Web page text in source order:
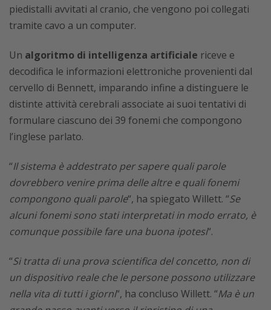
piedistalli avvitati al cranio, che vengono poi collegati
tramite cavo a un computer.
Un algoritmo di intelligenza artificiale riceve e
decodifica le informazioni elettroniche provenienti dal
cervello di Bennett, imparando infine a distinguere le
distinte attività cerebrali associate ai suoi tentativi di
formulare ciascuno dei 39 fonemi che compongono
l’inglese parlato.
“Il sistema è addestrato per sapere quali parole
dovrebbero venire prima delle altre e quali fonemi
compongono quali parole“, ha spiegato Willett. “Se
alcuni fonemi sono stati interpretati in modo errato, è
comunque possibile fare una buona ipotesi“.
“Si tratta di una prova scientifica del concetto, non di
un dispositivo reale che le persone possono utilizzare
nella vita di tutti i giorni“, ha concluso Willett. “Ma è un